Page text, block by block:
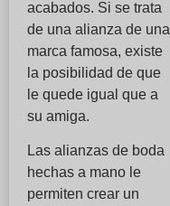
acabados. Si se trata
de una alianza de una
marca famosa, existe
la posibilidad de que
le quede igual que a
su amiga.
Las alianzas de boda
hechas a mano le
permiten crear un